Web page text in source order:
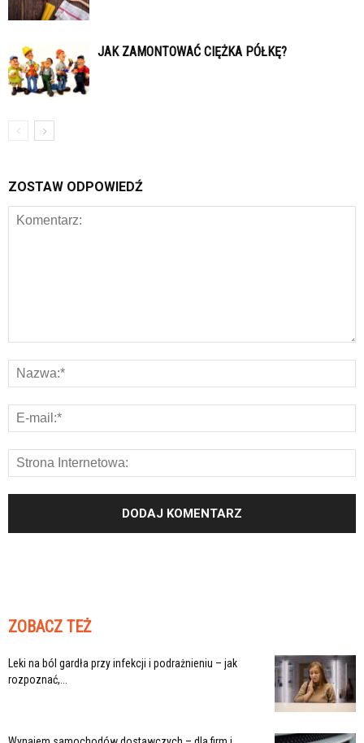
JAK ZAMONTOWAĆ CIĘŻKA PÓŁKĘ?
ZOSTAW ODPOWIEDŹ
ZOBACZ TEŻ
Leki na ból gardła przy infekcji i podrażnieniu – jak
rozpoznać,...